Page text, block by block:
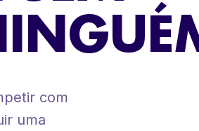
VER TODOS OS
com
uma